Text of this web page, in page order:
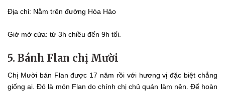
Địa chỉ: Nằm trên đường Hòa Hảo
Giờ mở cửa: từ 3h chiều đến 9h tối.
5. Bánh Flan chị Mười
Chị Mười bán Flan được 17 năm rồi với hương vị đặc biệt chẳng
giống ai. Đó là món Flan do chính chị chủ quán làm nên. Để hoàn